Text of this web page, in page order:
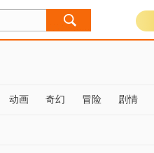
动画 奇幻 冒险 剧情